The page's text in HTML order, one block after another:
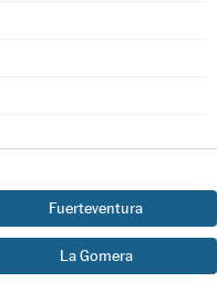
Fuerteventura
La Gomera